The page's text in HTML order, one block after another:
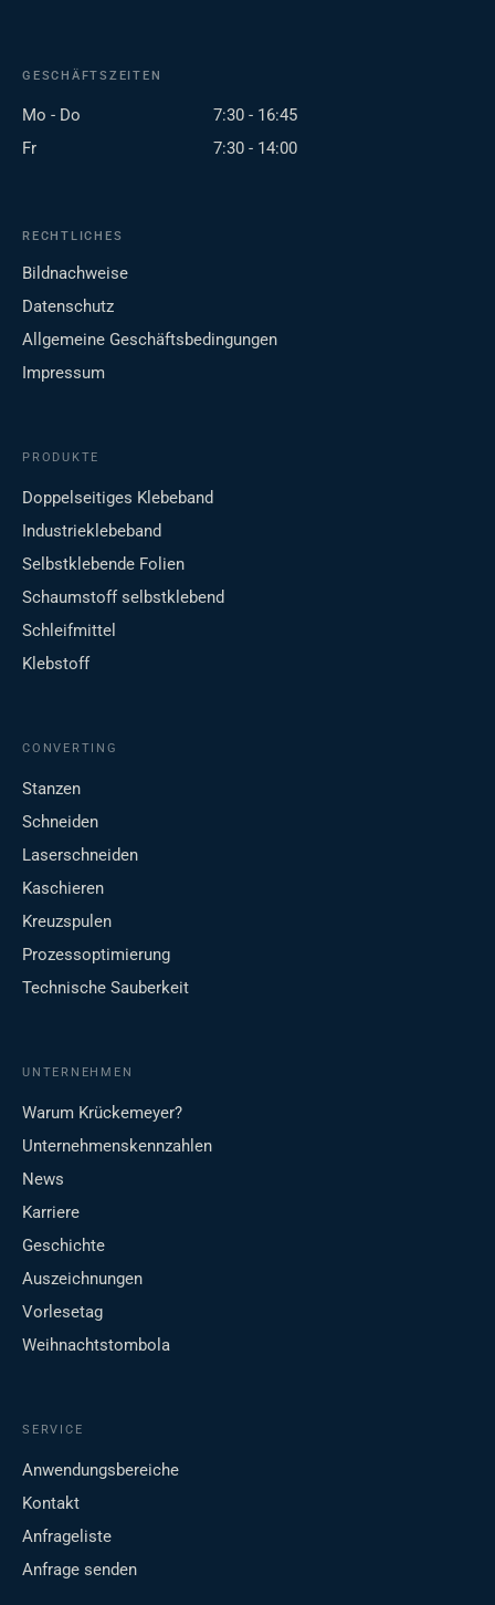
GESCHÄFTSZEITEN
Mo - Do
7:30 - 16:45
Fr
7:30 - 14:00
RECHTLICHES
Bildnachweise
Datenschutz
Allgemeine Geschäftsbedingungen
Impressum
PRODUKTE
Doppelseitiges Klebeband
Industrieklebeband
Selbstklebende Folien
Schaumstoff selbstklebend
Schleifmittel
Klebstoff
CONVERTING
Stanzen
Schneiden
Laserschneiden
Kaschieren
Kreuzspulen
Prozessoptimierung
Technische Sauberkeit
UNTERNEHMEN
Warum Krückemeyer?
Unternehmenskennzahlen
News
Karriere
Geschichte
Auszeichnungen
Vorlesetag
Weihnachtstombola
SERVICE
Anwendungsbereiche
Kontakt
Anfrageliste
Anfrage senden